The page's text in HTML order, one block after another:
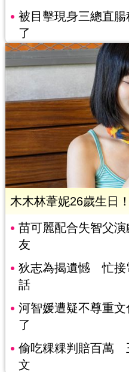
被目擊現身三總直
了
木木林葦妮26歲生日
苗可麗配合失智父
友
狄志為揭遺憾 忙接
話
河智媛遭疑不尊重
了
偷吃粿粿判賠百萬
文